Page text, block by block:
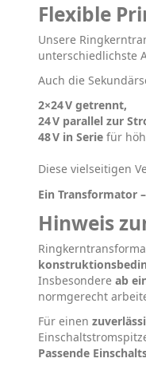
Flexible
Unsere
unterschiedlichste
Auch die
2×24 V getrennt,
24 V parallel zur
48 V in Seriefür
Diese vielseitigen
Ein Transformator
Hinweis
Insbesondere ab
normgerecht
Für einen
Passende